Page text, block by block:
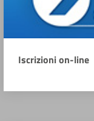
Iscrizioni on-line